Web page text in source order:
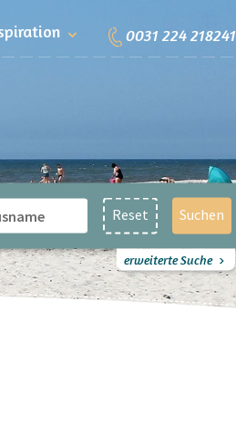
0031 224 218241
Suchen
Reset
erweiterte Suche